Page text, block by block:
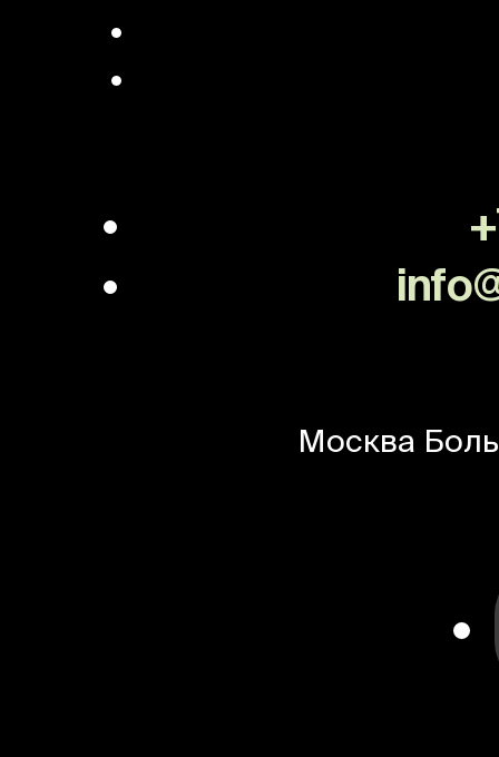
Москва